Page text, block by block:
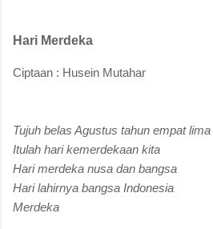
Hari Merdeka
Ciptaan : Husein Mutahar
Tujuh belas Agustus tahun empat lima
Itulah hari kemerdekaan kita
Hari merdeka nusa dan bangsa
Hari lahirnya bangsa Indonesia
Merdeka